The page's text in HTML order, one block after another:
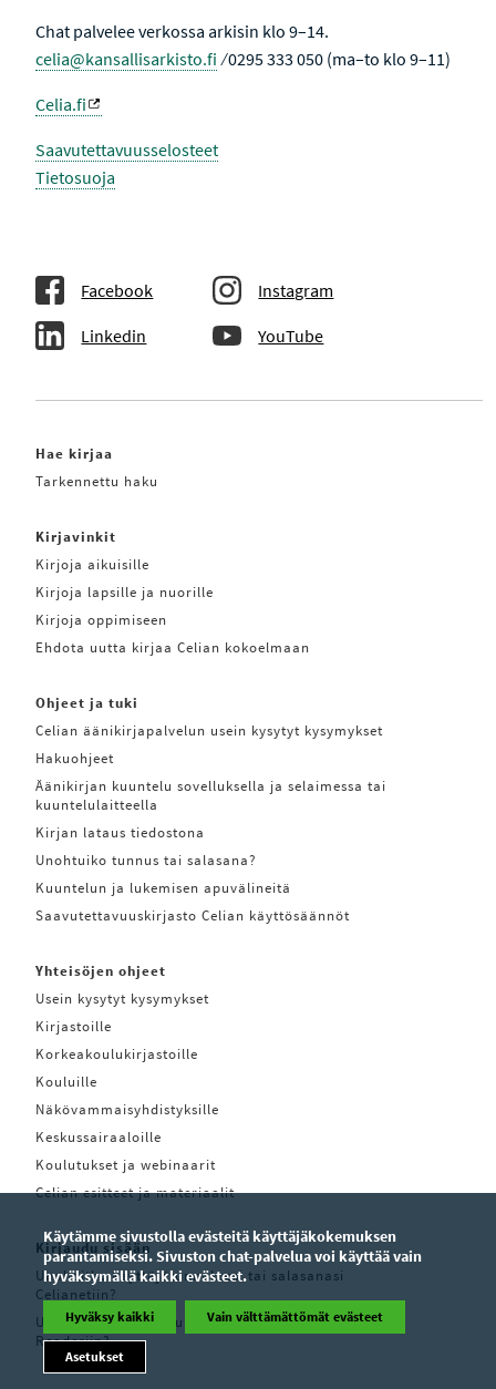
Chat palvelee verkossa arkisin klo 9–14.
celia@kansallisarkisto.fi ⁄ 0295 333 050 (ma–to klo 9–11)
Celia.fi
Saavutettavuusselosteet
Tietosuoja
Facebook Instagram
Linkedin YouTube
Hae kirjaa
Tarkennettu haku
Kirjavinkit
Kirjoja aikuisille
Kirjoja lapsille ja nuorille
Kirjoja oppimiseen
Ehdota uutta kirjaa Celian kokoelmaan
Ohjeet ja tuki
Celian äänikirjapalvelun usein kysytyt kysymykset
Hakuohjeet
Äänikirjan kuuntelu sovelluksella ja selaimessa tai
kuuntelulaitteella
Kirjan lataus tiedostona
Unohtuiko tunnus tai salasana?
Kuuntelun ja lukemisen apuvälineitä
Saavutettavuuskirjasto Celian käyttösäännöt
Yhteisöjen ohjeet
Usein kysytyt kysymykset
Kirjastoille
Korkeakoulukirjastoille
Kouluille
Näkövammaisyhdistyksille
Keskussairaaloille
Koulutukset ja webinaarit
Celian esitteet ja materiaalit
Kirjaudu sisään
Unohditko käyttäjätunnuksesi tai salasanasi
Celianetiin?
Unohditko käyttäjätunnuksesi tai salasanasi Pratsam
Readeriin?
Käytämme sivustolla evästeitä käyttäjäkokemuksen
parantamiseksi. Sivuston chat-palvelua voi käyttää vain
hyväksymällä kaikki evästeet.
Hyväksy kaikki Vain välttämättömät evästeet
Asetukset